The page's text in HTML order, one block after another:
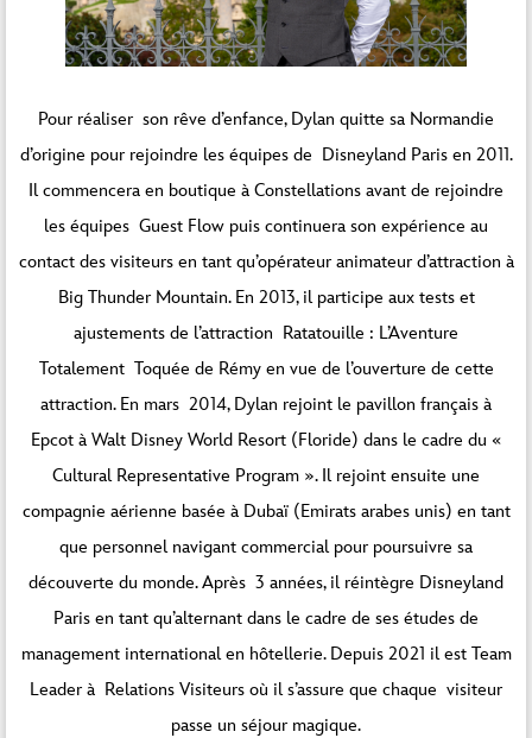
Pour réaliser son rêve d’enfance, Dylan quitte sa Normandie
d’origine pour rejoindre les équipes de Disneyland Paris en 2011.
Il commencera en boutique à Constellations avant de rejoindre
les équipes Guest Flow puis continuera son expérience au
contact des visiteurs en tant qu’opérateur animateur d’attraction à
Big Thunder Mountain. En 2013, il participe aux tests et
ajustements de l’attraction Ratatouille : L’Aventure
Totalement Toquée de Rémy en vue de l’ouverture de cette
attraction. En mars 2014, Dylan rejoint le pavillon français à
Epcot à Walt Disney World Resort (Floride) dans le cadre du «
Cultural Representative Program ». Il rejoint ensuite une
compagnie aérienne basée à Dubaï (Emirats arabes unis) en tant
que personnel navigant commercial pour poursuivre sa
découverte du monde. Après 3 années, il réintègre Disneyland
Paris en tant qu’alternant dans le cadre de ses études de
management international en hôtellerie. Depuis 2021 il est Team
Leader à Relations Visiteurs où il s’assure que chaque visiteur
passe un séjour magique.